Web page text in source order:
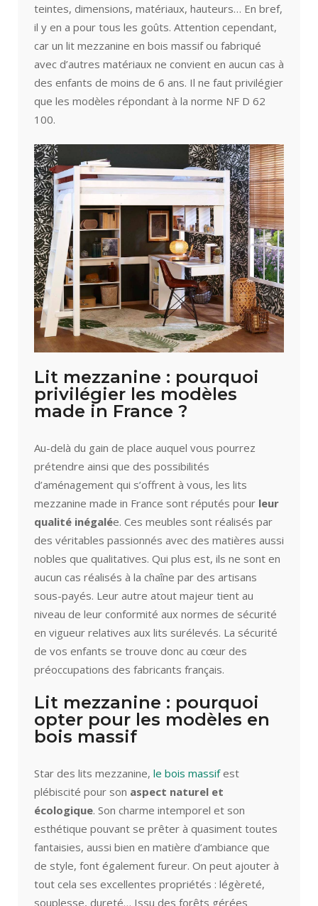
teintes, dimensions, matériaux, hauteurs… En bref,
il y en a pour tous les goûts. Attention cependant,
car un lit mezzanine en bois massif ou fabriqué
avec d’autres matériaux ne convient en aucun cas à
des enfants de moins de 6 ans. Il ne faut privilégier
que les modèles répondant à la norme NF D 62
100.
Lit mezzanine : pourquoi
privilégier les modèles
made in France ?
Au-delà du gain de place auquel vous pourrez
prétendre ainsi que des possibilités
d’aménagement qui s’offrent à vous, les lits
mezzanine made in France sont réputés pour leur
qualité inégalée. Ces meubles sont réalisés par
des véritables passionnés avec des matières aussi
nobles que qualitatives. Qui plus est, ils ne sont en
aucun cas réalisés à la chaîne par des artisans
sous-payés. Leur autre atout majeur tient au
niveau de leur conformité aux normes de sécurité
en vigueur relatives aux lits surélevés. La sécurité
de vos enfants se trouve donc au cœur des
préoccupations des fabricants français.
Lit mezzanine : pourquoi
opter pour les modèles en
bois massif
Star des lits mezzanine, le bois massifest
plébiscité pour son aspect naturel et
écologique. Son charme intemporel et son
esthétique pouvant se prêter à quasiment toutes
fantaisies, aussi bien en matière d’ambiance que
de style, font également fureur. On peut ajouter à
tout cela ses excellentes propriétés : légèreté,
souplesse, dureté… Issu des forêts gérées